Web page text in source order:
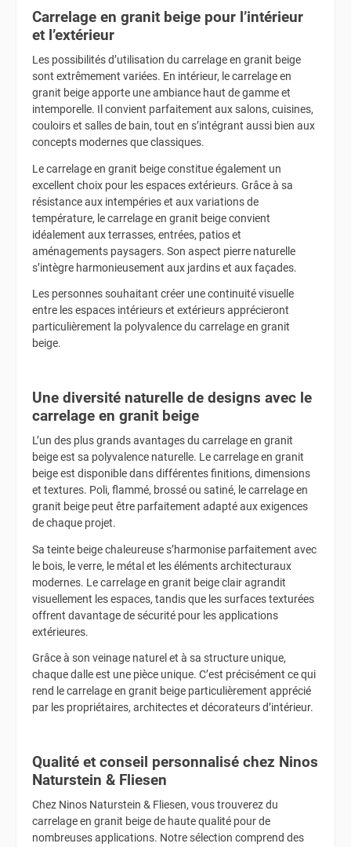
Carrelage en granit beige pour l’intérieur
et l’extérieur
Les possibilités d’utilisation du carrelage en granit beige
sont extrêmement variées. En intérieur, le carrelage en
granit beige apporte une ambiance haut de gamme et
intemporelle. Il convient parfaitement aux salons, cuisines,
couloirs et salles de bain, tout en s’intégrant aussi bien aux
concepts modernes que classiques.
Le carrelage en granit beige constitue également un
excellent choix pour les espaces extérieurs. Grâce à sa
résistance aux intempéries et aux variations de
température, le carrelage en granit beige convient
idéalement aux terrasses, entrées, patios et
aménagements paysagers. Son aspect pierre naturelle
s’intègre harmonieusement aux jardins et aux façades.
Les personnes souhaitant créer une continuité visuelle
entre les espaces intérieurs et extérieurs apprécieront
particulièrement la polyvalence du carrelage en granit
beige.
Une diversité naturelle de designs avec le
carrelage en granit beige
L’un des plus grands avantages du carrelage en granit
beige est sa polyvalence naturelle. Le carrelage en granit
beige est disponible dans différentes finitions, dimensions
et textures. Poli, flammé, brossé ou satiné, le carrelage en
granit beige peut être parfaitement adapté aux exigences
de chaque projet.
Sa teinte beige chaleureuse s’harmonise parfaitement avec
le bois, le verre, le métal et les éléments architecturaux
modernes. Le carrelage en granit beige clair agrandit
visuellement les espaces, tandis que les surfaces texturées
offrent davantage de sécurité pour les applications
extérieures.
Grâce à son veinage naturel et à sa structure unique,
chaque dalle est une pièce unique. C’est précisément ce qui
rend le carrelage en granit beige particulièrement apprécié
par les propriétaires, architectes et décorateurs d’intérieur.
Qualité et conseil personnalisé chez Ninos
Naturstein & Fliesen
Chez Ninos Naturstein & Fliesen, vous trouverez du
carrelage en granit beige de haute qualité pour de
nombreuses applications. Notre sélection comprend des